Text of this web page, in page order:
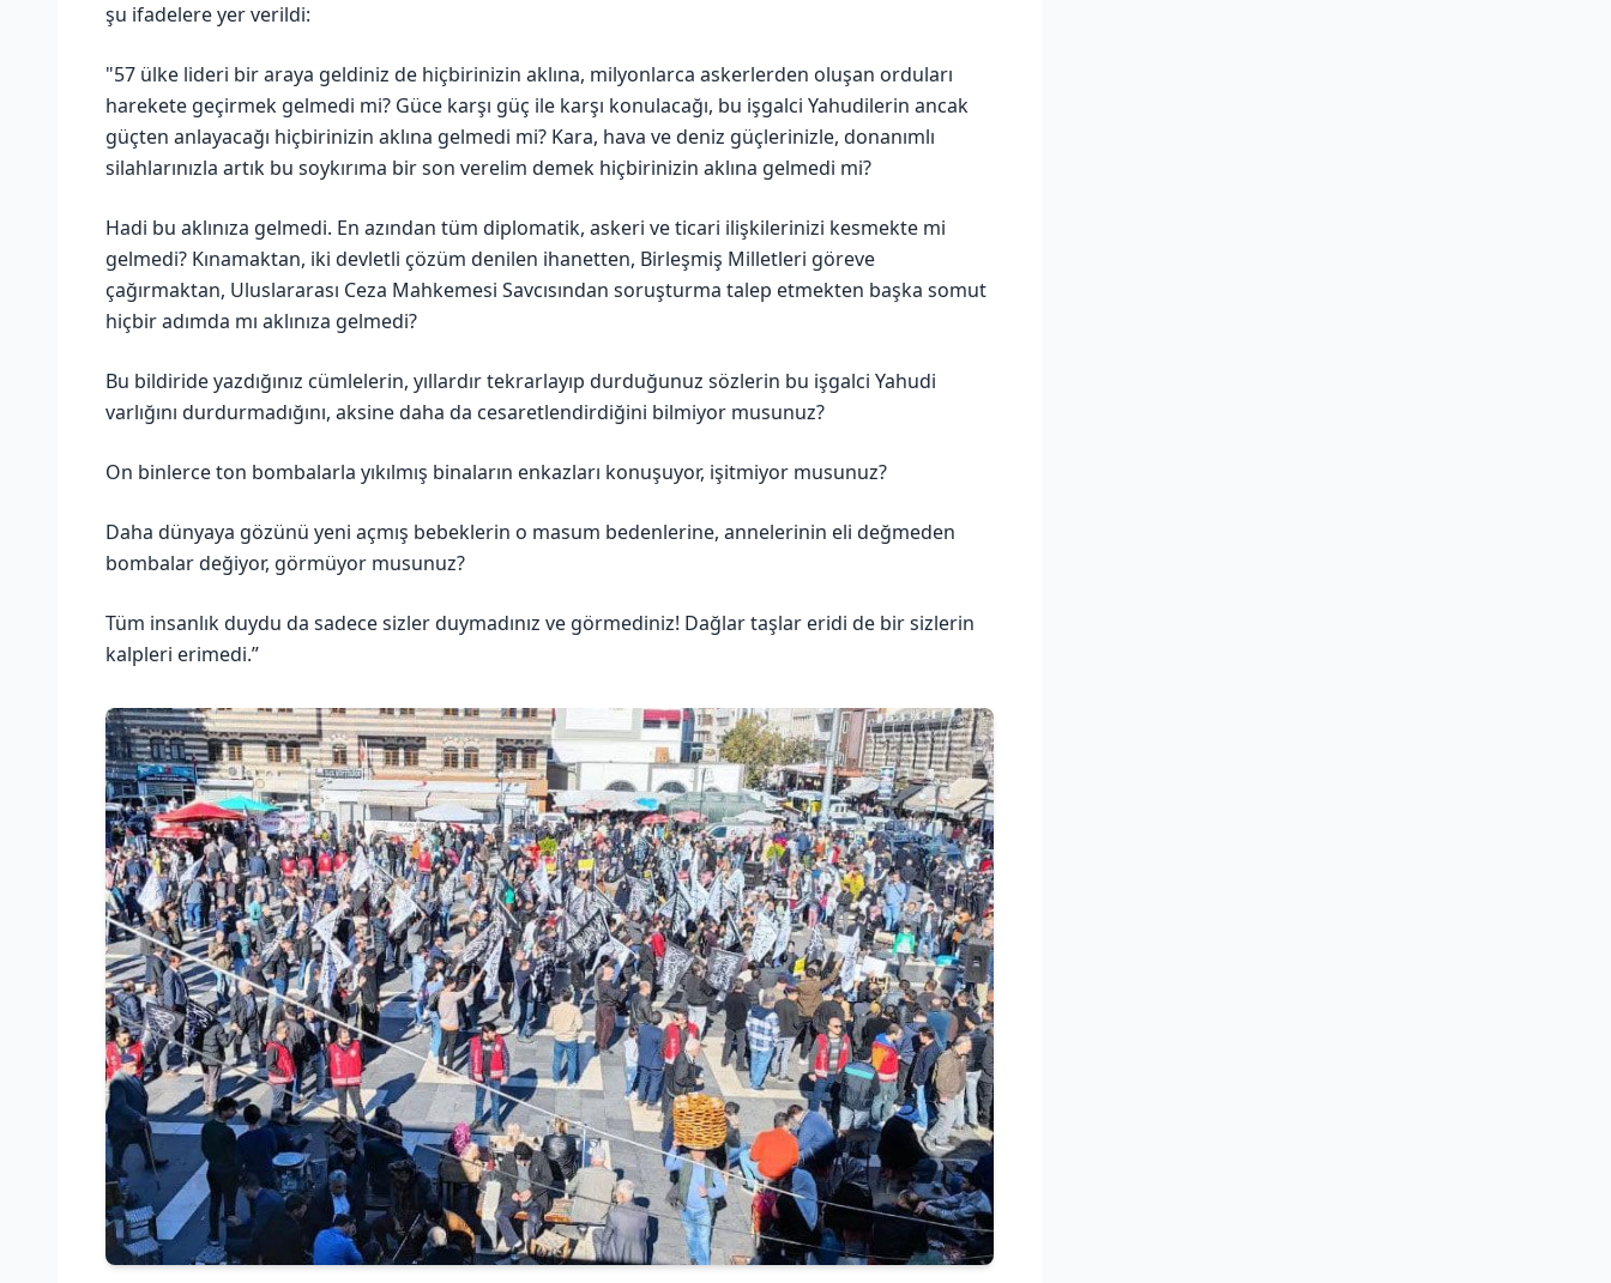
şu ifadelere yer verildi:
"57 ülke lideri bir araya geldiniz de hiçbirinizin aklına, milyonlarca askerlerden oluşan orduları
harekete geçirmek gelmedi mi? Güce karşı güç ile karşı konulacağı, bu işgalci Yahudilerin ancak
güçten anlayacağı hiçbirinizin aklına gelmedi mi? Kara, hava ve deniz güçlerinizle, donanımlı
silahlarınızla artık bu soykırıma bir son verelim demek hiçbirinizin aklına gelmedi mi?
Hadi bu aklınıza gelmedi. En azından tüm diplomatik, askeri ve ticari ilişkilerinizi kesmekte mi
gelmedi? Kınamaktan, iki devletli çözüm denilen ihanetten, Birleşmiş Milletleri göreve
çağırmaktan, Uluslararası Ceza Mahkemesi Savcısından soruşturma talep etmekten başka somut
hiçbir adımda mı aklınıza gelmedi?
Bu bildiride yazdığınız cümlelerin, yıllardır tekrarlayıp durduğunuz sözlerin bu işgalci Yahudi
varlığını durdurmadığını, aksine daha da cesaretlendirdiğini bilmiyor musunuz?
On binlerce ton bombalarla yıkılmış binaların enkazları konuşuyor, işitmiyor musunuz?
Daha dünyaya gözünü yeni açmış bebeklerin o masum bedenlerine, annelerinin eli değmeden
bombalar değiyor, görmüyor musunuz?
Tüm insanlık duydu da sadece sizler duymadınız ve görmediniz! Dağlar taşlar eridi de bir sizlerin
kalpleri erimedi.”